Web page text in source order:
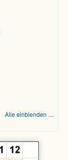
Alle einblenden …